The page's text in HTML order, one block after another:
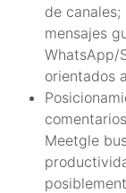
de
mensajes
WhatsApp/
orientados
Meetgle